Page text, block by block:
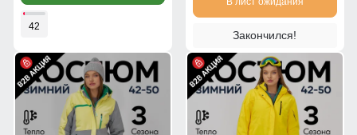
42
Закончился!